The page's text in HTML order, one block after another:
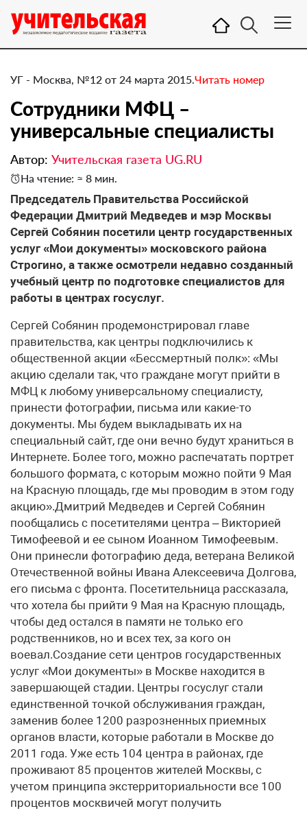
УГ - Москва, №12 от 24 марта 2015.Читать номер
Сотрудники МФЦ –
универсальные специалисты
Автор: Учительская газета UG.RU
На чтение: ≈ 8 мин.
Председатель Правительства Российской
Федерации Дмитрий Медведев и мэр Москвы
Сергей Собянин посетили центр государственных
услуг «Мои документы» московского района
Строгино, а также осмотрели недавно созданный
учебный центр по подготовке специалистов для
работы в центрах госуслуг.
Сергей Собянин продемонстрировал главе
правительства, как центры подключились к
общественной акции «Бессмертный полк»: «Мы
акцию сделали так, что граждане могут прийти в
МФЦ к любому универсальному специалисту,
принести фотографии, письма или какие-то
документы. Мы будем выкладывать их на
специальный сайт, где они вечно будут храниться в
Интернете. Более того, можно распечатать портрет
большого формата, с которым можно пойти 9 Мая
на Красную площадь, где мы проводим в этом году
акцию».Дмитрий Медведев и Сергей Собянин
пообщались с посетителями центра – Викторией
Тимофеевой и ее сыном Иоанном Тимофеевым.
Они принесли фотографию деда, ветерана Великой
Отечественной войны Ивана Алексеевича Долгова,
его письма с фронта. Посетительница рассказала,
что хотела бы прийти 9 Мая на Красную площадь,
чтобы дед остался в памяти не только его
родственников, но и всех тех, за кого он
воевал.Создание сети центров государственных
услуг «Мои документы» в Москве находится в
завершающей стадии. Центры госуслуг стали
единственной точкой обслуживания граждан,
заменив более 1200 разрозненных приемных
органов власти, которые работали в Москве до
2011 года. Уже есть 104 центра в районах, где
проживают 85 процентов жителей Москвы, с
учетом принципа экстерриториальности все 100
процентов москвичей могут получить